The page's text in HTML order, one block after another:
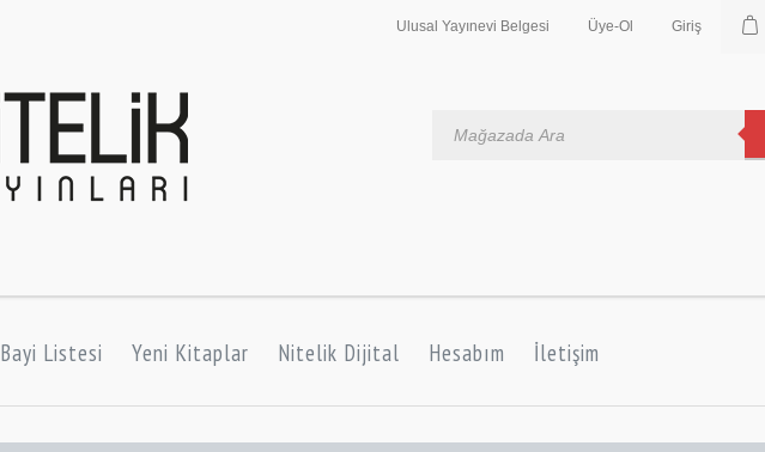
Ulusal Yayınevi Belgesi Üye-Ol Giriş
Bayi Listesi Yeni Kitaplar Nitelik Dijital Hesabım İletişim